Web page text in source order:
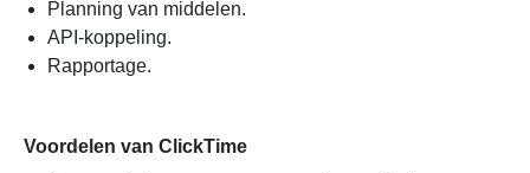
Planning van middelen.
API-koppeling.
Rapportage.
Voordelen van ClickTime